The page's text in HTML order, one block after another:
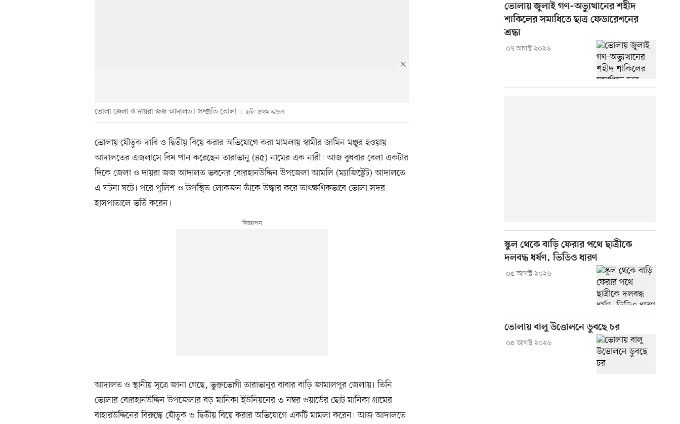
ভোলা জেলা ও দায়রা জজ আদালত। সম্প্রতি তোলা ছবি: প্রথম আলো
ভোলায় যৌতুক দাবি ও দ্বিতীয় বিয়ে করার অভিযোগে করা মামলায় স্বামীর জামিন মঞ্জুর হওয়ায়
আদালতের এজলাসে বিষ পান করেছেন তারাভানু (৪৫) নামের এক নারী। আজ বুধবার বেলা একটার
দিকে জেলা ও দায়রা জজ আদালত ভবনের বোরহানউদ্দিন উপজেলা আমলি (ম্যাজিস্ট্রেট) আদালতে
এ ঘটনা ঘটে। পরে পুলিশ ও উপস্থিত লোকজন তাঁকে উদ্ধার করে তাৎক্ষণিকভাবে ভোলা সদর
হাসপাতালে ভর্তি করেন।
আদালত ও স্থানীয় সূত্রে জানা গেছে, ভুক্তভোগী তারাভানুর বাবার বাড়ি জামালপুর জেলায়। তিনি
ভোলার বোরহানউদ্দিন উপজেলার বড় মানিকা ইউনিয়নের ৩ নম্বর ওয়ার্ডের ছোট মানিকা গ্রামের
বাহারউদ্দিনের বিরুদ্ধে যৌতুক ও দ্বিতীয় বিয়ে করার অভিযোগে একটি মামলা করেন। আজ আদালতে
ভোলায় জুলাই গণ–অভ্যুত্থানের শহীদ
শাকিলের সমাধিতে ছাত্র ফেডারেশনের
শ্রদ্ধা
০৭ আগস্ট ২০২৬
স্কুল থেকে বাড়ি ফেরার পথে ছাত্রীকে
দলবদ্ধ ধর্ষণ, ভিডিও ধারণ
০৫ আগস্ট ২০২৬
ভোলায় বালু উত্তোলনে ডুবছে চর
০৫ আগস্ট ২০২৬